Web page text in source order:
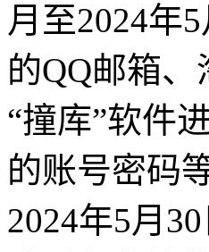
月至2024年
的QQ邮箱
“撞库”软件
的账号密码
2024年5月